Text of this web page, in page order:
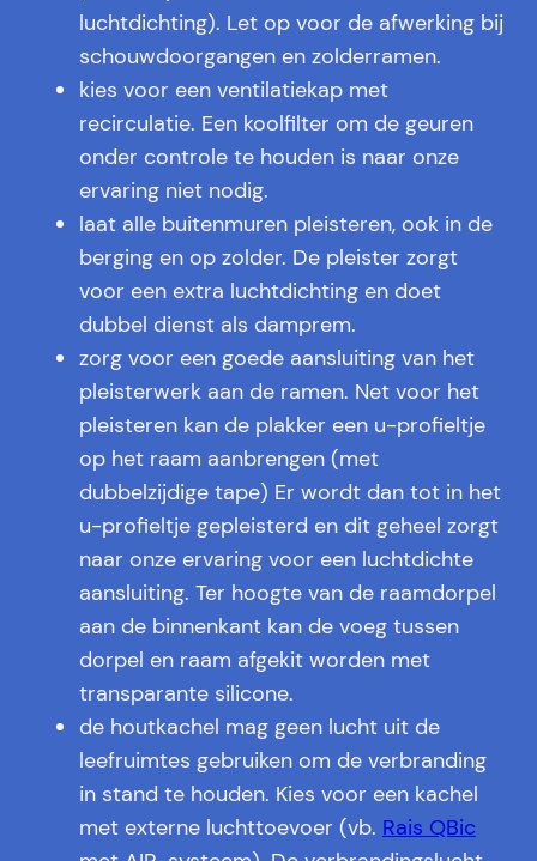
luchtdichting). Let op voor de afwerking bij
schouwdoorgangen en zolderramen.
kies voor een ventilatiekap met
recirculatie. Een koolfilter om de geuren
onder controle te houden is naar onze
ervaring niet nodig.
laat alle buitenmuren pleisteren, ook in de
berging en op zolder. De pleister zorgt
voor een extra luchtdichting en doet
dubbel dienst als damprem.
zorg voor een goede aansluiting van het
pleisterwerk aan de ramen. Net voor het
pleisteren kan de plakker een u-profieltje
op het raam aanbrengen (met
dubbelzijdige tape) Er wordt dan tot in het
u-profieltje gepleisterd en dit geheel zorgt
naar onze ervaring voor een luchtdichte
aansluiting. Ter hoogte van de raamdorpel
aan de binnenkant kan de voeg tussen
dorpel en raam afgekit worden met
transparante silicone.
de houtkachel mag geen lucht uit de
leefruimtes gebruiken om de verbranding
in stand te houden. Kies voor een kachel
met externe luchttoevoer (vb. Rais QBic